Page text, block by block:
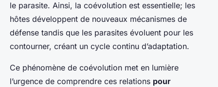
le parasite. Ainsi, la coévolution est essentielle; les
hôtes développent de nouveaux mécanismes de
défense tandis que les parasites évoluent pour les
contourner, créant un cycle continu d’adaptation.
Ce phénomène de coévolution met en lumière
l’urgence de comprendre ces relations pour